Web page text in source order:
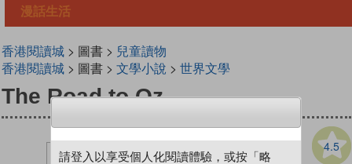
漫話生活
香港閱讀城> 圖書 > 兒童讀物
香港閱讀城> 圖書 > 文學小說 > 世界文學
The Road to Oz
4.5
請登入以享受個人化閱讀體驗，或按「略